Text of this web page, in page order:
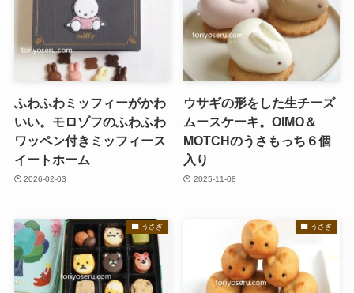
ふわふわミッフィーがかわ
いい。モロゾフのふわふわ
ワッペン付きミッフィース
イートホーム
2026-02-03
ウサギの形をした生チーズ
ムースケーキ。OIMO＆
MOTCHのうさもっち６個
入り
2025-11-08
うさぎ うさぎ